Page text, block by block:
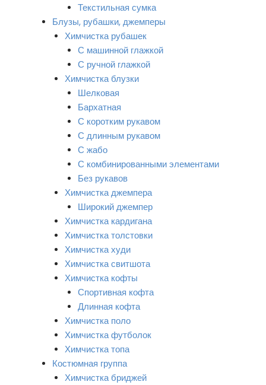
Текстильная сумка
Блузы, рубашки, джемперы
Химчистка рубашек
С машинной глажкой
С ручной глажкой
Химчистка блузки
Шелковая
Бархатная
С коротким рукавом
С длинным рукавом
С жабо
С комбинированными элементами
Без рукавов
Химчистка джемпера
Широкий джемпер
Химчистка кардигана
Химчистка толстовки
Химчистка худи
Химчистка свитшота
Химчистка кофты
Спортивная кофта
Длинная кофта
Химчистка поло
Химчистка футболок
Химчистка топа
Костюмная группа
Химчистка бриджей